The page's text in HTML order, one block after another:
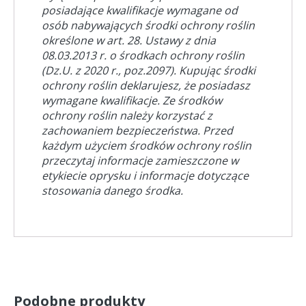
posiadające kwalifikacje wymagane od
osób nabywających środki ochrony roślin
określone w art. 28. Ustawy z dnia
08.03.2013 r. o środkach ochrony roślin
(Dz.U. z 2020 r., poz.2097). Kupując środki
ochrony roślin deklarujesz, że posiadasz
wymagane kwalifikacje. Ze środków
ochrony roślin należy korzystać z
zachowaniem bezpieczeństwa. Przed
każdym użyciem środków ochrony roślin
przeczytaj informacje zamieszczone w
etykiecie oprysku i informacje dotyczące
stosowania danego środka.
Podobne produkty